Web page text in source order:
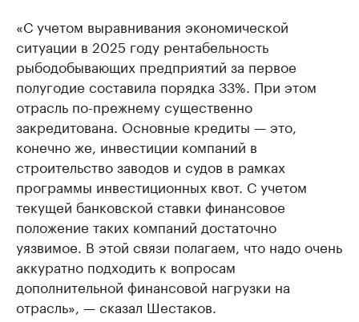
«С учетом выравнивания экономической
ситуации в 2025 году рентабельность
рыбодобывающих предприятий за первое
полугодие составила порядка 33%. При этом
отрасль по-прежнему существенно
закредитована. Основные кредиты — это,
конечно же, инвестиции компаний в
строительство заводов и судов в рамках
программы инвестиционных квот. С учетом
текущей банковской ставки финансовое
положение таких компаний достаточно
уязвимое. В этой связи полагаем, что надо очень
аккуратно подходить к вопросам
дополнительной финансовой нагрузки на
отрасль», — сказал Шестаков.